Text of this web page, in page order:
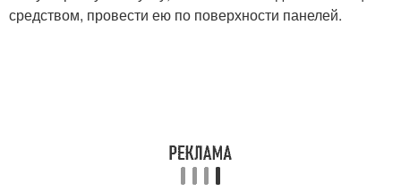
средством, провести ею по поверхности панелей.